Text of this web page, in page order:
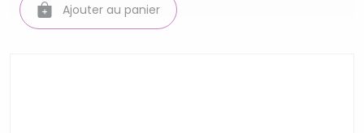
Ajouter au panier